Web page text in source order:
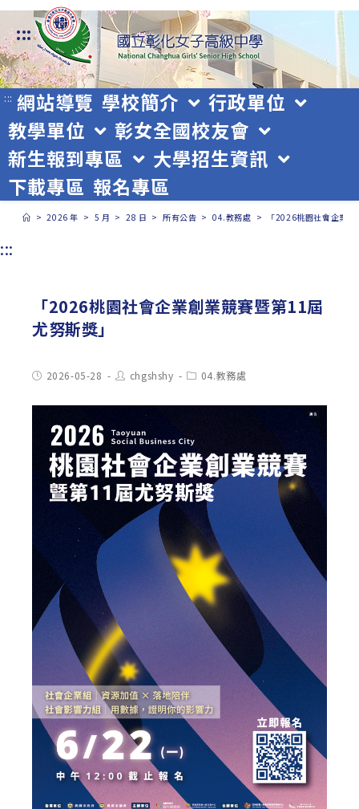
跳
轉
至
主
要
內
容
:::
::: 網站導覽 學校簡介
行政單位
教學單位
彰女全國校友會
新生報到專區
大學招生資訊
下載專區 報名專區
> 2026 年 > 5 月 > 28 日 > 所有公告 > 04.教務處 > 「2026桃園社會企業
:::
「2026桃園社會企業創業競賽暨第11屆
尤努斯獎」
Post2026-05-28
Post
author:
chgshshy
Post04.教務處